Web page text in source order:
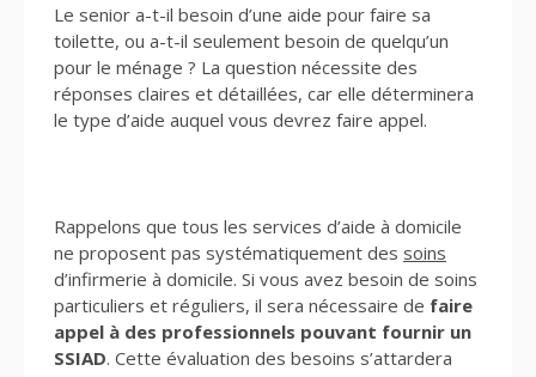
Le senior a-t-il besoin d’une aide pour faire sa
toilette, ou a-t-il seulement besoin de quelqu’un
pour le ménage ? La question nécessite des
réponses claires et détaillées, car elle déterminera
le type d’aide auquel vous devrez faire appel.
Rappelons que tous les services d’aide à domicile
ne proposent pas systématiquement des soins
d’infirmerie à domicile. Si vous avez besoin de soins
particuliers et réguliers, il sera nécessaire de faire
appel à des professionnels pouvant fournir un
SSIAD. Cette évaluation des besoins s’attardera